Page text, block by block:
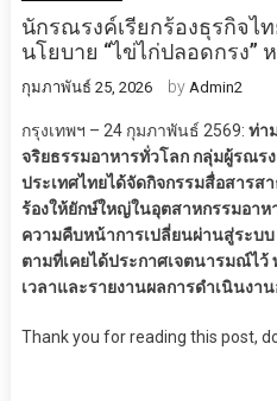
นักรณรงค์เรียกร้องธุรกิจไ
นโยบาย “ไข่ไก่ปลอดกรง”
กุมภาพันธ์ 25, 2026 by Admin2
กรุงเทพฯ – 24 กุมภาพันธ์ 2569: ท่า
จริยธรรมอาหารทั่วโลก กลุ่มผู้รณร
ประเทศไทยได้จัดกิจกรรมสื่อสารส
ร้องให้ยักษ์ใหญ่ในอุตสาหกรรมอาห
ความคืบหน้าการเปลี่ยนผ่านสู่ระบบ
ตามที่เคยได้ประกาศเจตนารมณ์ไ
เวลาและรายงานผลการดำเนินงา
Thank you for reading this post,